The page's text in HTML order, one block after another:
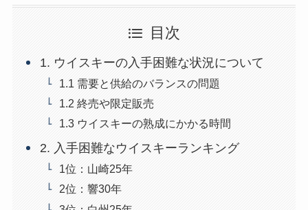
目次
1. ウイスキーの入手困難な状況について
1.1 需要と供給のバランスの問題
1.2 終売や限定販売
1.3 ウイスキーの熟成にかかる時間
2. 入手困難なウイスキーランキング
1位：山崎25年
2位：響30年